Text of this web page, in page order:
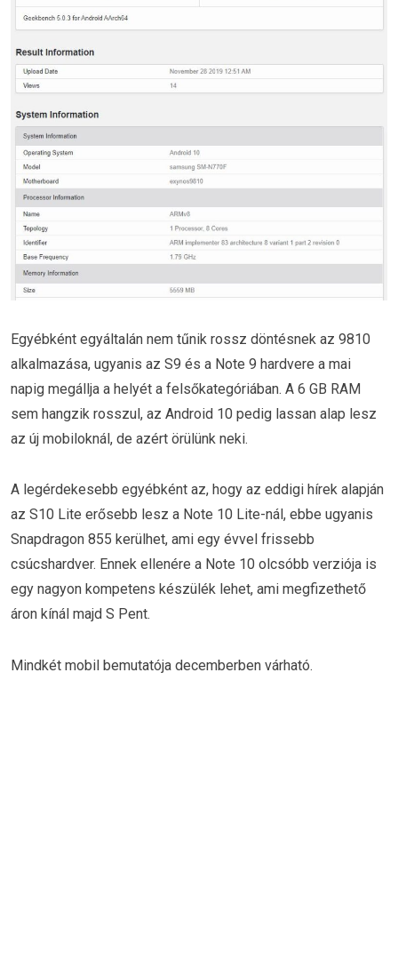
Egyébként egyáltalán nem tűnik rossz döntésnek az 9810
alkalmazása, ugyanis az S9 és a Note 9 hardvere a mai
napig megállja a helyét a felsőkategóriában. A 6 GB RAM
sem hangzik rosszul, az Android 10 pedig lassan alap lesz
az új mobiloknál, de azért örülünk neki.
A legérdekesebb egyébként az, hogy az eddigi hírek alapján
az S10 Lite erősebb lesz a Note 10 Lite-nál, ebbe ugyanis
Snapdragon 855 kerülhet, ami egy évvel frissebb
csúcshardver. Ennek ellenére a Note 10 olcsóbb verziója is
egy nagyon kompetens készülék lehet, ami megfizethető
áron kínál majd S Pent.
Mindkét mobil bemutatója decemberben várható.